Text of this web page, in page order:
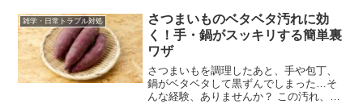
では、日本の旅行者がホテルを選ぶ際に
どのような点を重視している...
雑学・日常トラブル対処
さつまいものベタベタ汚れに効
く！手・鍋がスッキリする簡単裏
ワザ
さつまいもを調理したあと、手や包丁、
鍋がベタベタして黒ずんでしまった…そ
んな経験、ありませんか？ この汚れ、実